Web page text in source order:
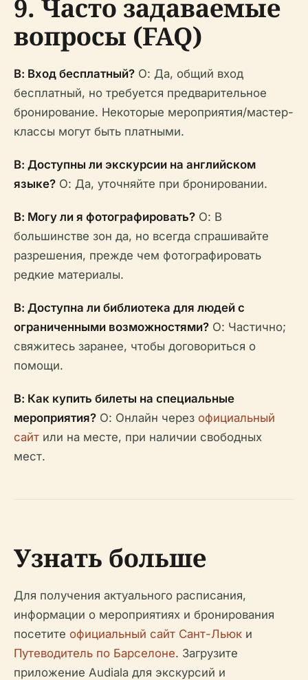
9. Часто задаваемые
вопросы (FAQ)
В: Вход бесплатный? О: Да, общий вход
бесплатный, но требуется предварительное
бронирование. Некоторые мероприятия/мастер-
классы могут быть платными.
В: Доступны ли экскурсии на английском
языке? О: Да, уточняйте при бронировании.
В: Могу ли я фотографировать? О: В
большинстве зон да, но всегда спрашивайте
разрешения, прежде чем фотографировать
редкие материалы.
В: Доступна ли библиотека для людей с
ограниченными возможностями? О: Частично;
свяжитесь заранее, чтобы договориться о
помощи.
В: Как купить билеты на специальные
мероприятия? О: Онлайн через официальный
сайт или на месте, при наличии свободных
мест.
Узнать больше
Для получения актуального расписания,
информации о мероприятиях и бронирования
посетите официальный сайт Сант-Льюк и
Путеводитель по Барселоне. Загрузите
приложение Audiala для экскурсий и